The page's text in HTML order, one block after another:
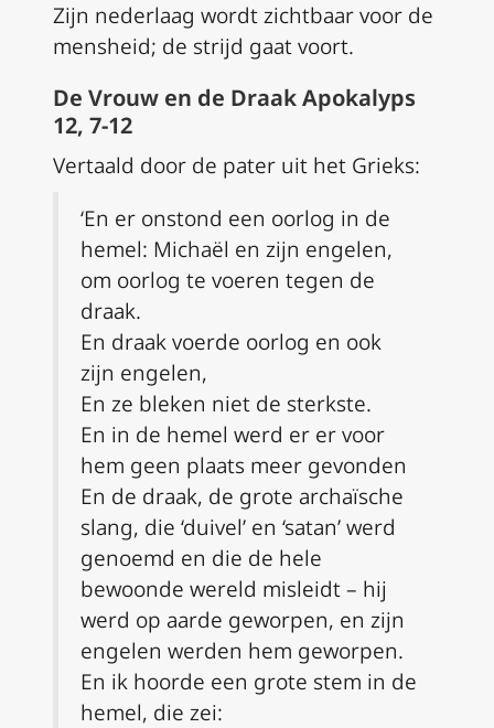
Zijn nederlaag wordt zichtbaar voor de
mensheid; de strijd gaat voort.
De Vrouw en de Draak Apokalyps
12, 7-12
Vertaald door de pater uit het Grieks:
‘En er onstond een oorlog in de
hemel: Michaël en zijn engelen,
om oorlog te voeren tegen de
draak.
En draak voerde oorlog en ook
zijn engelen,
En ze bleken niet de sterkste.
En in de hemel werd er er voor
hem geen plaats meer gevonden
En de draak, de grote archaïsche
slang, die ‘duivel’ en ‘satan’ werd
genoemd en die de hele
bewoonde wereld misleidt – hij
werd op aarde geworpen, en zijn
engelen werden hem geworpen.
En ik hoorde een grote stem in de
hemel, die zei: